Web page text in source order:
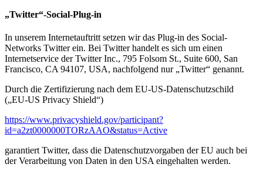
„Twitter“-Social-Plug-in
In unserem Internetauftritt setzen wir das Plug-in des Social-
Networks Twitter ein. Bei Twitter handelt es sich um einen
Internetservice der Twitter Inc., 795 Folsom St., Suite 600, San
Francisco, CA 94107, USA, nachfolgend nur „Twitter“ genannt.
Durch die Zertifizierung nach dem EU-US-Datenschutzschild
(„EU-US Privacy Shield“)
https://www.privacyshield.gov/participant?
id=a2zt0000000TORzAAO&status=Active
garantiert Twitter, dass die Datenschutzvorgaben der EU auch bei
der Verarbeitung von Daten in den USA eingehalten werden.